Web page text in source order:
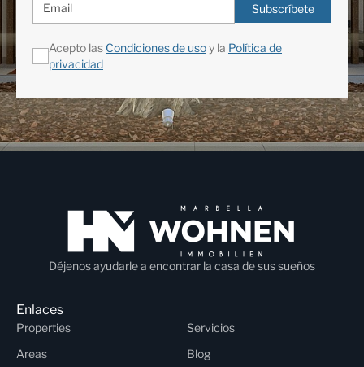
Subscríbete
Acepto las Condiciones de usoy la Política de
privacidad
Déjenos ayudarle a encontrar la casa de sus sueños
Enlaces
Properties
Servicios
Areas
Blog